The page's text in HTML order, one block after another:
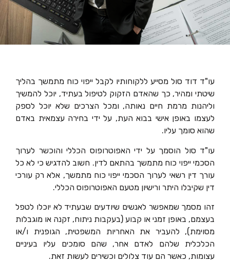
format_underlined הוסף קו תחתון לקישורים
font_download סמן קישורים
לאפס
cached
עו"ד דוד סול מסייע ללקוחותיו לקבל ייפוי כוח מתמשך בהליך
שיטתי ומהיר, כך שהאדם הזקוק לטיפול בעתיד, יוכל להמשיך
וליהנות מרמת חיים נאותה, ומכל הצרכים שלא יוכל לספק
לעצמו באופן אישי בבוא העת, על ידי בחירה עצמאית באדם
שהוא סומך עליו.
עו"ד סול הוסמך על ידי האפוטרופוס הכללי והוכשר לערוך
הסכמי ייפוי כוח מתמשך בהתאם לדין. חשוב להדגיש כי לא כל
עורך דין רשאי לערוך הסכמי ייפוי כוח מתמשך, אלא רק עורכי
דין שקיבלו היתר ורישיון מטעם האפוטרופוס הכללי.
זהו מסמך שמאפשר לאנשים שיודעים שבעתיד לא יוכלו לטפל
בעצמם, באופן זמני או קבוע (בעקבות ניתוח, זקנה או מוגבלות
מסוימת), להעביר את האחריות המשפטית, הגופנית ו/או
הכלכלית שלהם לאדם אחר, שהם סומכים עליו בעיניים
עצומות, כאשר הם עוד צלולים וכשירים לעשות זאת.